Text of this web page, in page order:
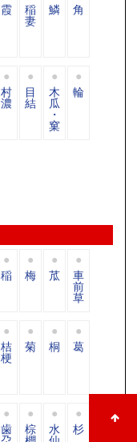
霞 稲
妻
鱗 角
村
濃
目
結
木
瓜
・
窠
輪
稲 梅 苽 車
前
草
桔
梗
菊 桐 葛
歯 棕 水 杉